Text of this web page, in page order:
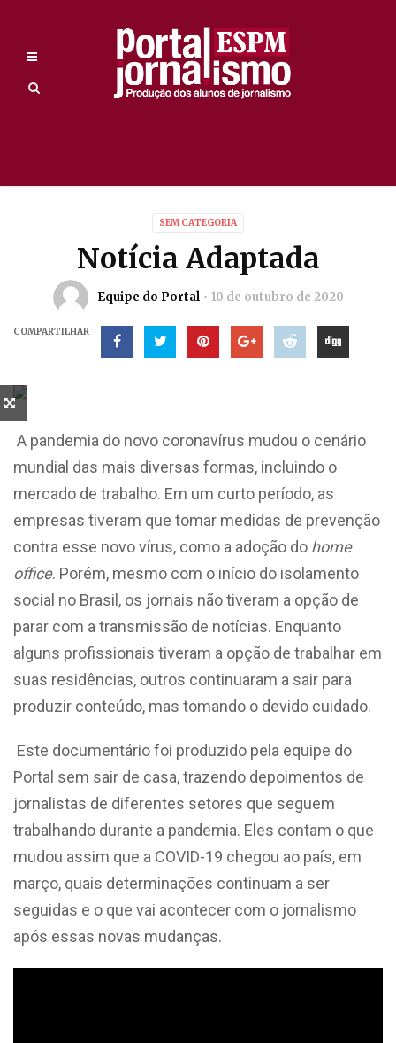
SEM CATEGORIA
Notícia Adaptada
Equipe do Portal 10 de outubro de 2020
COMPARTILHAR
A pandemia do novo coronavírus mudou o cenário
mundial das mais diversas formas, incluindo o
mercado de trabalho. Em um curto período, as
empresas tiveram que tomar medidas de prevenção
contra esse novo vírus, como a adoção do home
office. Porém, mesmo com o início do isolamento
social no Brasil, os jornais não tiveram a opção de
parar com a transmissão de notícias. Enquanto
alguns profissionais tiveram a opção de trabalhar em
suas residências, outros continuaram a sair para
produzir conteúdo, mas tomando o devido cuidado.
Este documentário foi produzido pela equipe do
Portal sem sair de casa, trazendo depoimentos de
jornalistas de diferentes setores que seguem
trabalhando durante a pandemia. Eles contam o que
mudou assim que a COVID-19 chegou ao país, em
março, quais determinações continuam a ser
seguidas e o que vai acontecer com o jornalismo
após essas novas mudanças.